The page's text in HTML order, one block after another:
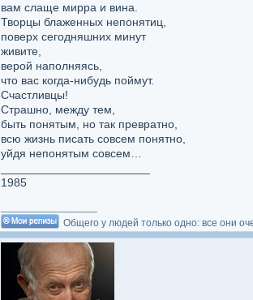
вам слаще мирра и вина.
Творцы блаженных непонятиц,
поверх сегодняшних минут
живите,
верой наполняясь,
что вас когда-нибудь поймут.
Счастливцы!
Страшно, между тем,
быть понятым, но так превратно,
всю жизнь писать совсем понятно,
уйдя непонятым совсем…
1985
Общего у людей только одно: все они